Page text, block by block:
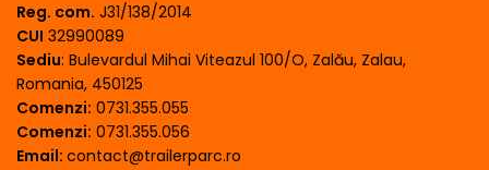
Reg. com. J31/138/2014
CUI 32990089
Sediu: Bulevardul Mihai Viteazul 100/O, Zalău, Zalau,
Romania, 450125
Comenzi: 0731.355.055
Comenzi: 0731.355.056
Email: contact@trailerparc.ro